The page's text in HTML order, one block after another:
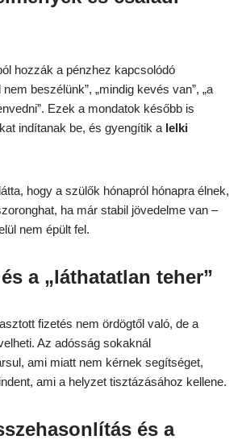
hozzák a pénzhez kapcsolódó
beszélünk”, „mindig kevés van”, „a
Ezek a mondatok később is
indítanak be, és gyengítik a lelki
hogy a szülők hónapról hónapra élnek,
ha már stabil jövedelme van –
nem épült fel.
a „láthatatlan teher”
fizetés nem ördögtől való, de a
Az adósság sokaknál
ami miatt nem kérnek segítséget,
ami a helyzet tisztázásához kellene.
és a